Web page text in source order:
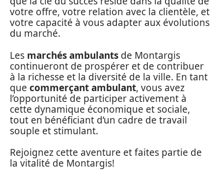
votre offre, votre relation avec la clientèle, et
votre capacité à vous adapter aux évolutions
du marché.
Les marchés ambulants de Montargis
continueront de prospérer et de contribuer
à la richesse et la diversité de la ville. En tant
que commerçant ambulant, vous avez
l’opportunité de participer activement à
cette dynamique économique et sociale,
tout en bénéficiant d’un cadre de travail
souple et stimulant.
Rejoignez cette aventure et faites partie de
la vitalité de Montargis!